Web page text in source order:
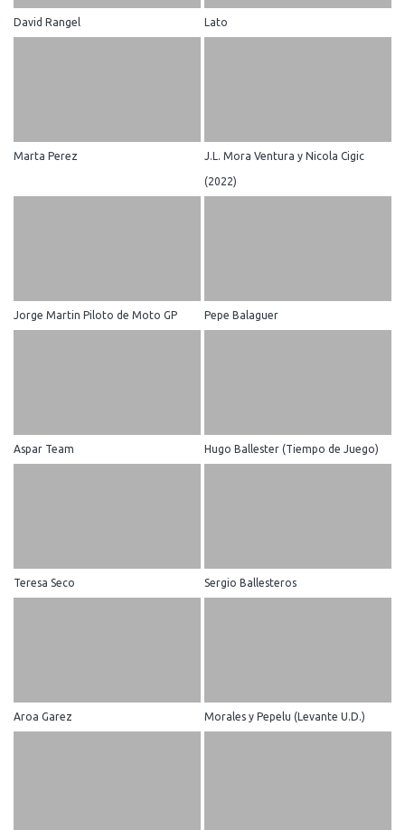
David Rangel Lato
Marta Perez J.L. Mora Ventura y Nicola Cigic
(2022)
Jorge Martin Piloto de Moto GP Pepe Balaguer
Aspar Team Hugo Ballester (Tiempo de Juego)
Teresa Seco Sergio Ballesteros
Aroa Garez Morales y Pepelu (Levante U.D.)